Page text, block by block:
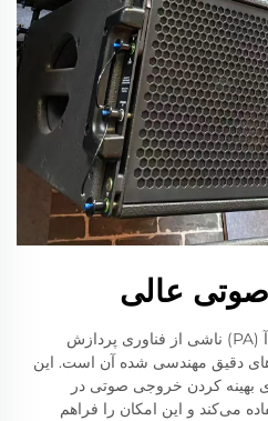
عالی
کیفیت استثنایی صدای سیستم پی‌آ (PA) ناشی از فناوری پردازش
دقیق مهندسی شده آن است. این
بهینه کردن خروجی صوتی در
می‌کند و این امکان را فراهم